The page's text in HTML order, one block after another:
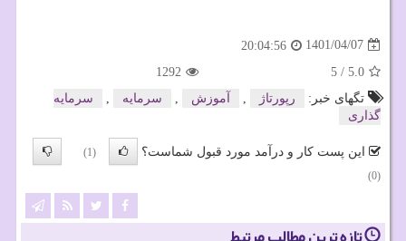
1401/04/07
20:04:56
5.0
/
5
1292
تگهای خبر:
رپورتاژ , آموزش , سرمایه ,
سرمایه
گذاری
این پست کار و درآمد مورد قبول شماست؟
(1)
(0)